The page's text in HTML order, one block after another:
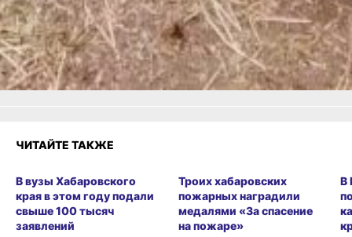
Огонь!
Супер
Удивило
Грустно
Злость
Разочарование
ЧИТАЙТЕ ТАКЖЕ
В вузы Хабаровского
края в этом году подали
свыше 100 тысяч
заявлений
Троих хабаровских
пожарных наградили
медалями «За спасение
на пожаре»
В